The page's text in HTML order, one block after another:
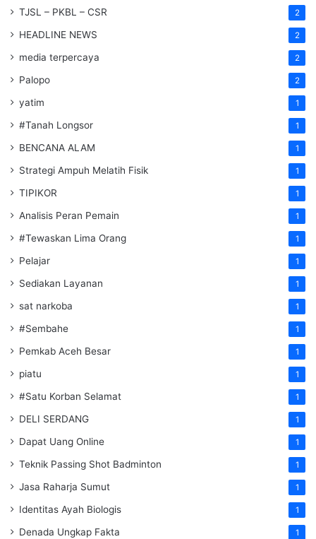
TJSL – PKBL – CSR 2
HEADLINE NEWS 2
media terpercaya 2
Palopo 2
yatim 1
#Tanah Longsor 1
BENCANA ALAM 1
Strategi Ampuh Melatih Fisik 1
TIPIKOR 1
Analisis Peran Pemain 1
#Tewaskan Lima Orang 1
Pelajar 1
Sediakan Layanan 1
sat narkoba 1
#Sembahe 1
Pemkab Aceh Besar 1
piatu 1
#Satu Korban Selamat 1
DELI SERDANG 1
Dapat Uang Online 1
Teknik Passing Shot Badminton 1
Jasa Raharja Sumut 1
Identitas Ayah Biologis 1
Denada Ungkap Fakta 1